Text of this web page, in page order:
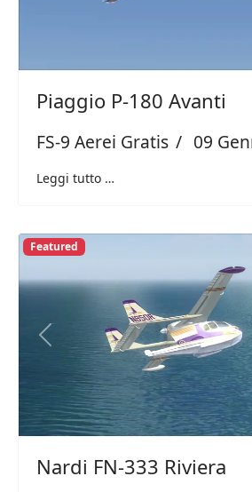
Piaggio P-180 Avanti
FS-9 Aerei Gratis 09
Leggi tutto …
Previous
Featured
Nardi FN-333 Riviera